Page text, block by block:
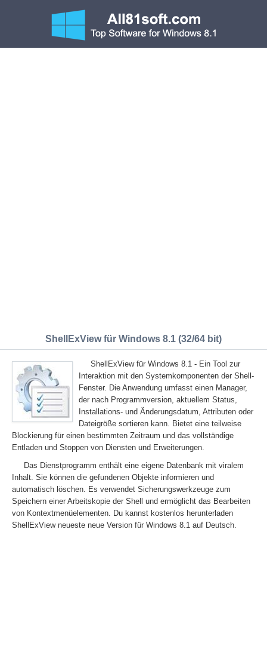
ShellExView für Windows 8.1 (32/64 bit)
ShellExView für Windows 8.1 - Ein Tool zur
Interaktion mit den Systemkomponenten der Shell-
Fenster. Die Anwendung umfasst einen Manager,
der nach Programmversion, aktuellem Status,
Installations- und Änderungsdatum, Attributen oder
Dateigröße sortieren kann. Bietet eine teilweise
Blockierung für einen bestimmten Zeitraum und das vollständige
Entladen und Stoppen von Diensten und Erweiterungen.
Das Dienstprogramm enthält eine eigene Datenbank mit viralem
Inhalt. Sie können die gefundenen Objekte informieren und
automatisch löschen. Es verwendet Sicherungswerkzeuge zum
Speichern einer Arbeitskopie der Shell und ermöglicht das Bearbeiten
von Kontextmenüelementen. Du kannst kostenlos herunterladen
ShellExView neueste neue Version für Windows 8.1 auf Deutsch.